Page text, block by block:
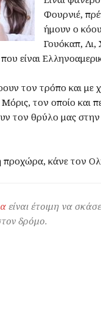
Φουρνιέ,
ήμουν ο
Γουόκαπ,
είναι
τον τρόπο και με
τον οποίο και
τον θρύλο μας στην
προχώρα, κάνε τον
είναι έτοιμη να
δρόμο.